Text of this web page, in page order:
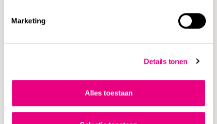
Marketing
Details tonen
Alles toestaan
Zorg voor expliciete afspraken over aansprakelijkheid,
betalingsvoorwaarden en boetebedingen.
Vermijd vage of impliciete verwijzingen naar
deze aan op projectniveau.
Besteed aandacht aan consistentie in tijdschema’s,